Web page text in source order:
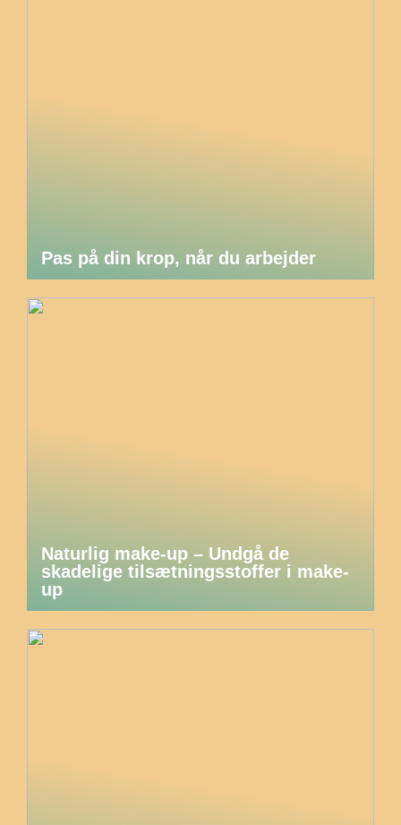
Pas på din krop, når du arbejder
Naturlig make-up – Undgå de
skadelige tilsætningsstoffer i make-
up